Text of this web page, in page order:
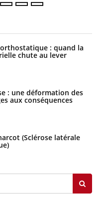
: quand la
chute au lever
: une déformation des
aux conséquences
(Sclérose latérale